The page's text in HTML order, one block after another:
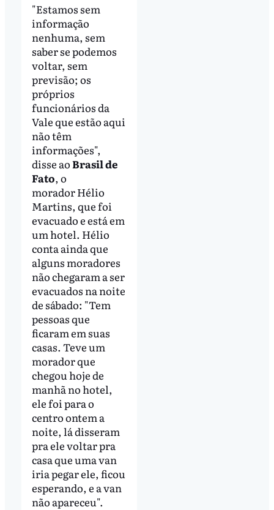
"Estamos sem
informação
nenhuma, sem
saber se podemos
voltar, sem
previsão; os
próprios
funcionários da
Vale que estão aqui
não têm
informações",
disse aoBrasil de
Fato, o
moradorHélio
Martins, que foi
evacuado e está em
um hotel. Hélio
conta ainda que
alguns moradores
não chegaram a ser
evacuados na noite
de sábado: "Tem
pessoas que
ficaram em suas
casas. Teve um
morador que
chegou hoje de
manhã no hotel,
ele foi para o
centro ontem a
noite, lá disseram
pra ele voltar pra
casa que uma van
iria pegar ele, ficou
esperando, e a van
não apareceu".